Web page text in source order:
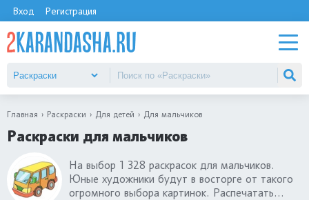
Вход Регистрация
Главная Раскраски Для детей Для мальчиков
Раскраски для мальчиков
На выбор 1 328 раскрасок для мальчиков.
Юные художники будут в восторге от такого
огромного выбора картинок. Распечатать